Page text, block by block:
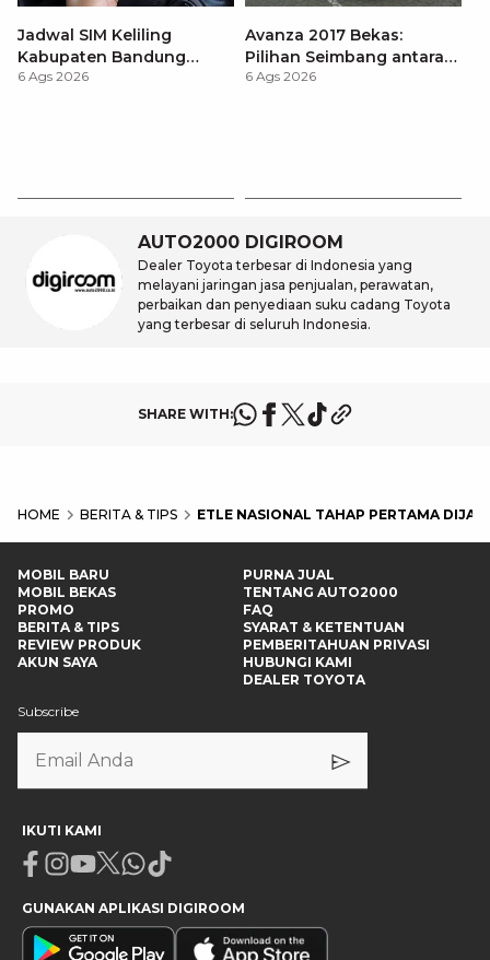
Jadwal SIM Keliling
Kabupaten Bandung
Terbaru 2026 dan
6 Ags 2026
Avanza 2017 Bekas:
Pilihan Seimbang antara
Harga dan Fitur Modern
6 Ags 2026
AUTO2000 DIGIROOM
Dealer Toyota terbesar di Indonesia yang
melayani jaringan jasa penjualan, perawatan,
perbaikan dan penyediaan suku cadang Toyota
yang terbesar di seluruh Indonesia.
SHARE WITH:
HOME BERITA & TIPS ETLE NASIONAL TAHAP PERTAMA
MOBIL BARU
MOBIL BEKAS
PROMO
BERITA & TIPS
REVIEW PRODUK
AKUN SAYA
PURNA JUAL
TENTANG AUTO2000
FAQ
SYARAT & KETENTUAN
PEMBERITAHUAN PRIVASI
HUBUNGI KAMI
DEALER TOYOTA
Subscribe
IKUTI KAMI
Facebook
Instagram
Youtube
X Whatsapp
Tiktok
GUNAKAN APLIKASI DIGIROOM